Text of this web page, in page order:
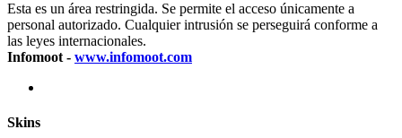
Esta es un área restringida. Se permite el acceso únicamente a
personal autorizado. Cualquier intrusión se perseguirá conforme a
las leyes internacionales.
Infomoot - www.infomoot.com
Skins